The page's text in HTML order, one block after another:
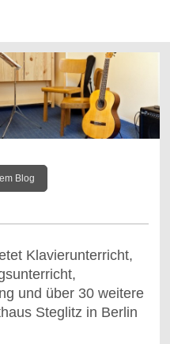
Blog
Klavierunterricht,
und über 30 weitere
Steglitz in Berlin